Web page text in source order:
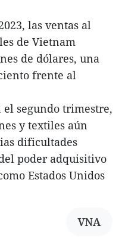
las ventas al
de Vietnam
de dólares, una
frente al
el segundo trimestre,
y textiles aún
dificultades
poder adquisitivo
Estados Unidos
VNA